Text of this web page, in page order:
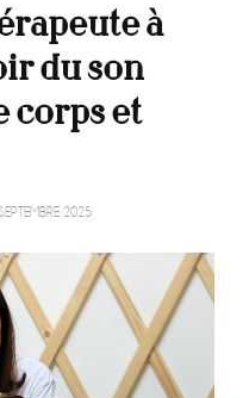
à
du son
corps et
2025